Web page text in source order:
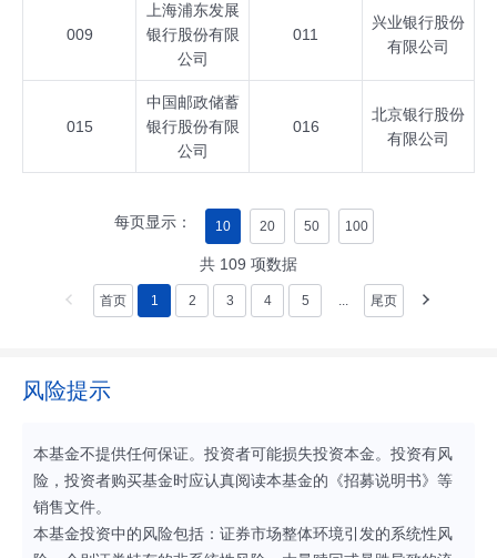
009
上海浦东发展
银行股份有限
公司
011
兴业银行股份
有限公司
015
中国邮政储蓄
银行股份有限
公司
016
北京银行股份
有限公司
每页显示： 10 20 50 100
共 109 项数据
首页 1 2 3 4 5 ... 尾页
风险提示
本基金不提供任何保证。投资者可能损失投资本金。投资有风
险，投资者购买基金时应认真阅读本基金的《招募说明书》等
销售文件。
本基金投资中的风险包括：证券市场整体环境引发的系统性风